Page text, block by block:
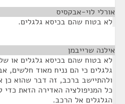
אורלי לוי-אבקסיס
לא בטוח שהם בכיסא גלגלים.
אילנה שרייבמן
לא בטוח שהם בכיסא גלגלים או
גלגלים כי הם נניח מאוד חלשים,
ולהתיישב ברכב, זה דבר שהוא כן
כל המניפולציה האדירה הזאת כדי
הגלגלים אל הרכב.